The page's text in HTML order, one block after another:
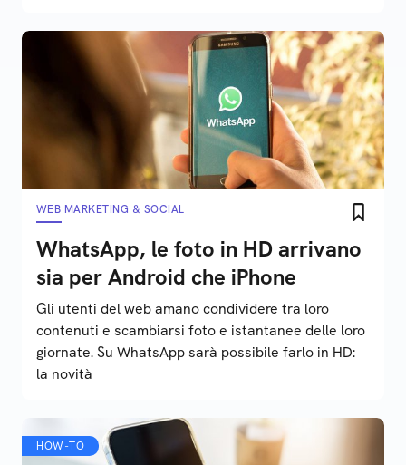
WEB MARKETING & SOCIAL
WhatsApp, le foto in HD arrivano
sia per Android che iPhone
Gli utenti del web amano condividere tra loro
contenuti e scambiarsi foto e istantanee delle loro
giornate. Su WhatsApp sarà possibile farlo in HD:
la novità
HOW-TO